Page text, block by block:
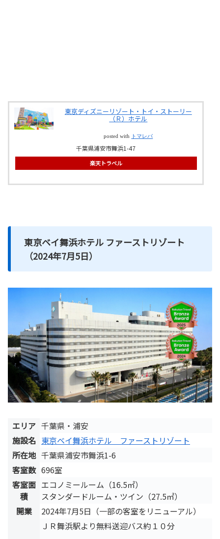
東京ディズニーリゾート・トイ・ストーリー
（Ｒ）ホテル
posted with トマレバ
千葉県浦安市舞浜1-47
楽天トラベル
東京ベイ舞浜ホテル ファーストリゾート
（2024年7月5日）
エリア 千葉県・浦安
施設名 東京ベイ舞浜ホテル ファーストリゾート
所在地 千葉県浦安市舞浜1-6
客室数 696室
客室面
積
エコノミールーム（16.5㎡）
スタンダードルーム・ツイン（27.5㎡）
開業
2024年7月5日（一部の客室をリニューアル）
ＪＲ舞浜駅より無料送迎バス約１０分